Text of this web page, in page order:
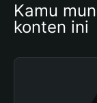
Kamu
konten ini